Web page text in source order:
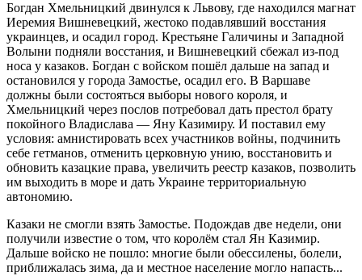
Богдан Хмельницкий двинулся к Львову, где находился магнат
Иеремия Вишневецкий, жестоко подавлявший восстания
украинцев, и осадил город. Крестьяне Галичины и Западной
Волыни подняли восстания, и Вишневецкий сбежал из-под
носа у казаков. Богдан с войском пошёл дальше на запад и
остановился у города Замостье, осадил его. В Варшаве
должны были состояться выборы нового короля, и
Хмельницкий через послов потребовал дать престол брату
покойного Владислава — Яну Казимиру. И поставил ему
условия: амнистировать всех участников войны, подчинить
себе гетманов, отменить церковную унию, восстановить и
обновить казацкие права, увеличить реестр казаков, позволить
им выходить в море и дать Украине территориальную
автономию.
Казаки не смогли взять Замостье. Подождав две недели, они
получили известие о том, что королём стал Ян Казимир.
Дальше войско не пошло: многие были обессилены, болели,
приближалась зима, да и местное население могло напасть...